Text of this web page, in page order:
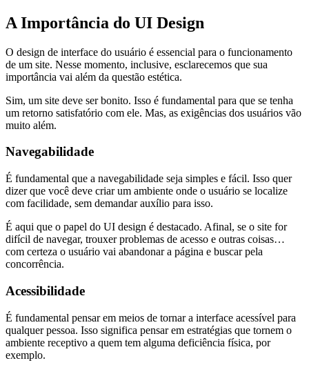
A Importância do UI Design
O design de interface do usuário é essencial para o funcionamento
de um site. Nesse momento, inclusive, esclarecemos que sua
importância vai além da questão estética.
Sim, um site deve ser bonito. Isso é fundamental para que se tenha
um retorno satisfatório com ele. Mas, as exigências dos usuários vão
muito além.
Navegabilidade
É fundamental que a navegabilidade seja simples e fácil. Isso quer
dizer que você deve criar um ambiente onde o usuário se localize
com facilidade, sem demandar auxílio para isso.
É aqui que o papel do UI design é destacado. Afinal, se o site for
difícil de navegar, trouxer problemas de acesso e outras coisas…
com certeza o usuário vai abandonar a página e buscar pela
concorrência.
Acessibilidade
É fundamental pensar em meios de tornar a interface acessível para
qualquer pessoa. Isso significa pensar em estratégias que tornem o
ambiente receptivo a quem tem alguma deficiência física, por
exemplo.